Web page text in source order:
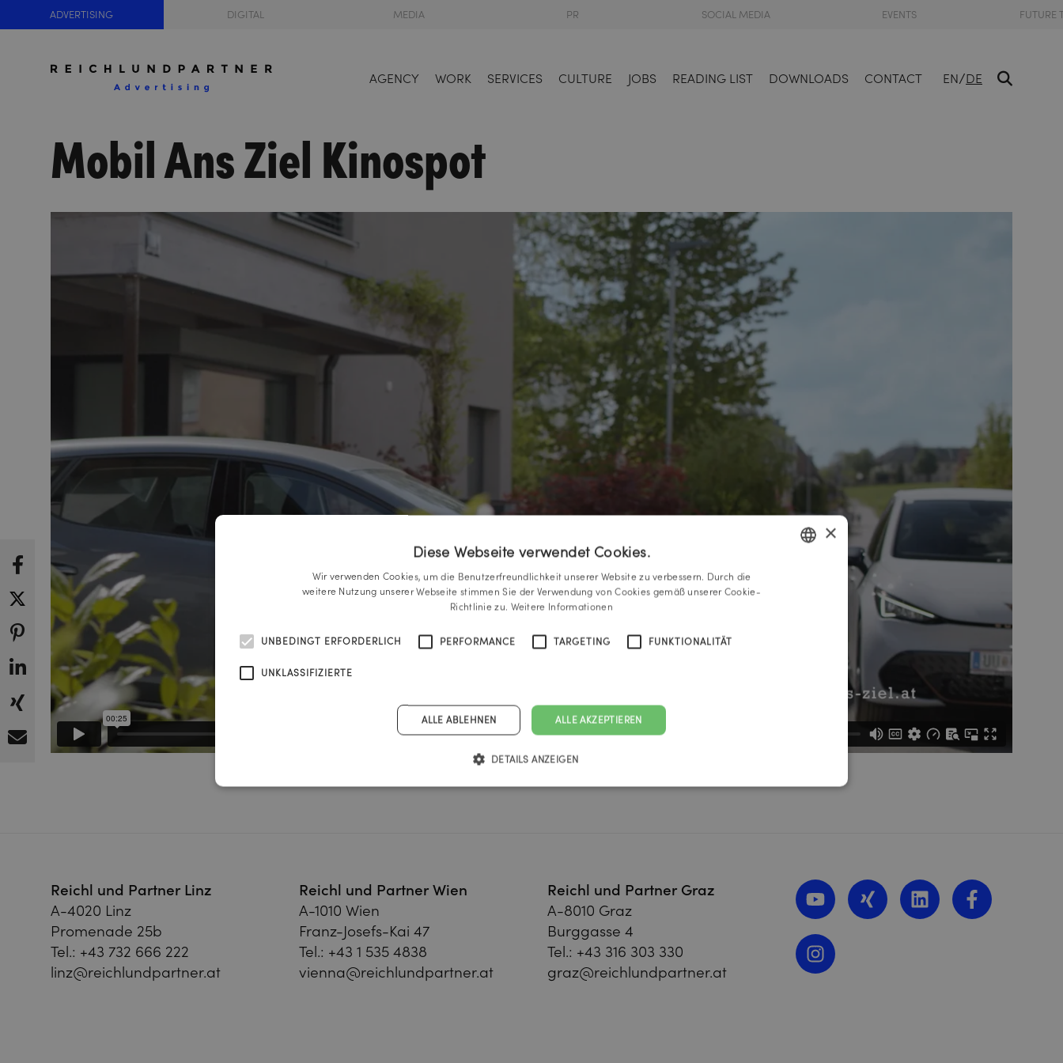
ADVERTISING DIGITAL MEDIA PR SOCIAL MEDIA EVENTS FUTURE
AGENCY WORK SERVICES CULTURE JOBS READING LIST DOWNLOADS CONTACT EN/DE
Mobil Ans Ziel Kinospot
Reichl und Partner Linz
A-4020 Linz
Promenade 25b
Tel.: +43 732 666 222
linz@reichlundpartner.at
Reichl und Partner Wien
A-1010 Wien
Franz-Josefs-Kai 47
Tel.: +43 1 535 4838
vienna@reichlundpartner.at
Reichl und Partner Graz
A-8010 Graz
Burggasse 4
Tel.: +43 316 303 330
graz@reichlundpartner.at
×
Diese Webseite verwendet Cookies.
Wir verwenden Cookies, um die Benutzerfreundlichkeit unserer Website zu verbessern. Durch die
weitere Nutzung unserer Webseite stimmen Sie der Verwendung von Cookies gemäß unserer Cookie-
Richtlinie zu. Weitere Informationen
UNBEDINGT ERFORDERLICH PERFORMANCE TARGETING FUNKTIONALITÄT
UNKLASSIFIZIERTE
ALLE AKZEPTIEREN
ALLE ABLEHNEN
DETAILS ANZEIGEN